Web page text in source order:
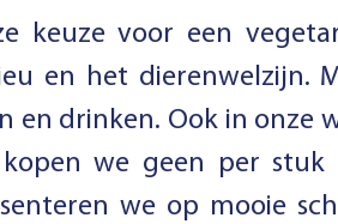
keuze voor een
en het dierenwelzijn.
en drinken. Ook in onze
we geen per stuk
we op mooie